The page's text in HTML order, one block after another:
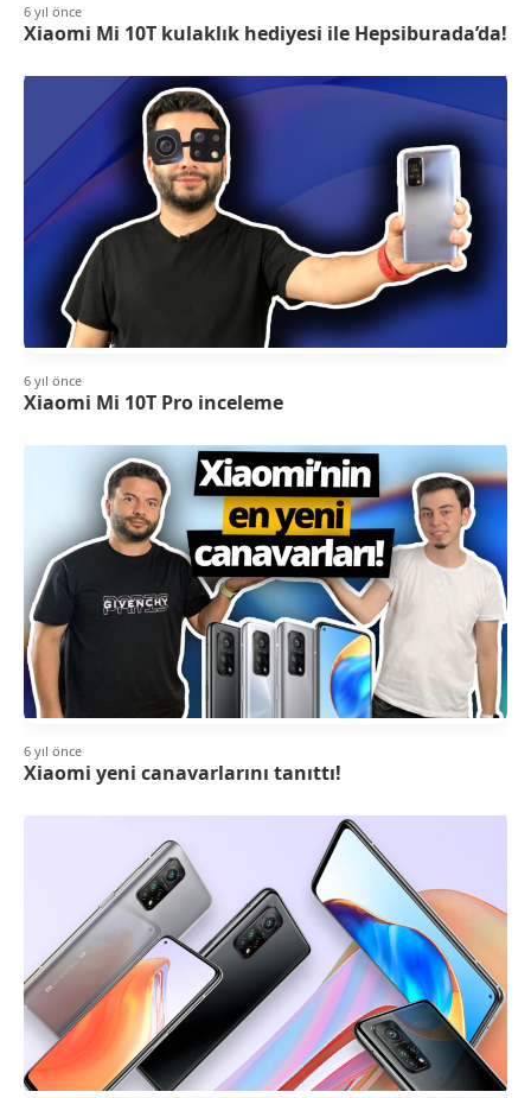
6 yıl önce
Xiaomi Mi 10T kulaklık hediyesi ile Hepsiburada’da!
6 yıl önce
Xiaomi Mi 10T Pro inceleme
6 yıl önce
Xiaomi yeni canavarlarını tanıttı!